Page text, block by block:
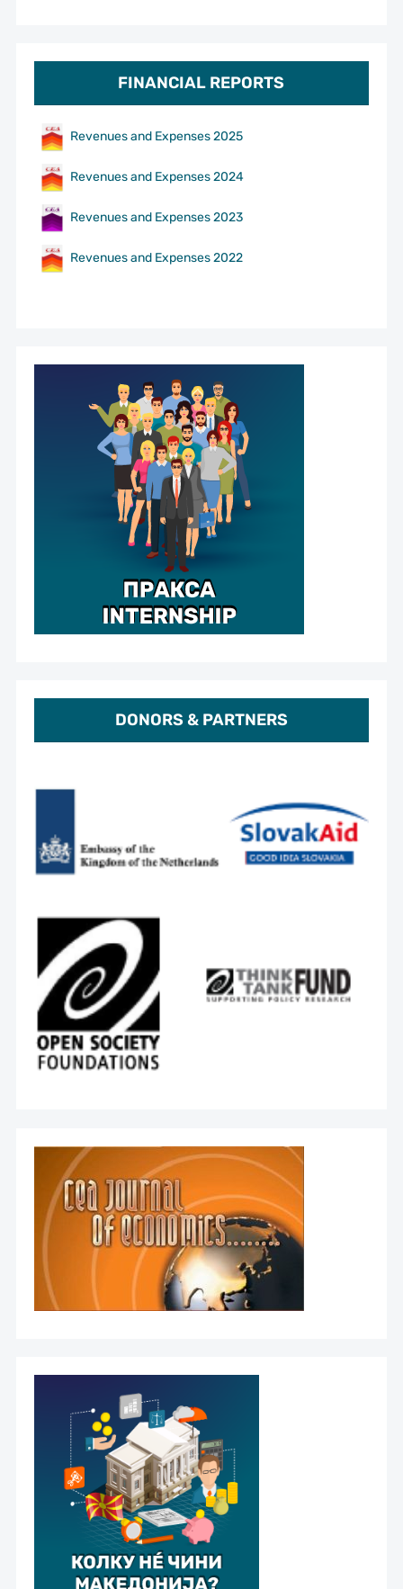
FINANCIAL REPORTS
Revenues and Expenses 2025
Revenues and Expenses 2024
Revenues and Expenses 2023
Revenues and Expenses 2022
DONORS & PARTNERS